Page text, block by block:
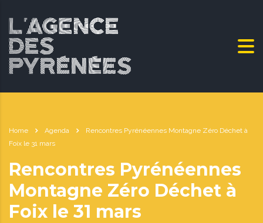
Home Agenda
Rencontres Pyrénéennes Montagne Zéro Déchet à
Foix le 31 mars
Rencontres Pyrénéennes
Montagne Zéro Déchet à
Foix le 31 mars